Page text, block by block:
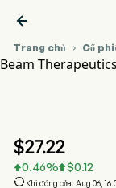

Trang chủ  Cổ
Beam
$27.22
0.46% $0.12
Khi đóng cửa: Aug 06,